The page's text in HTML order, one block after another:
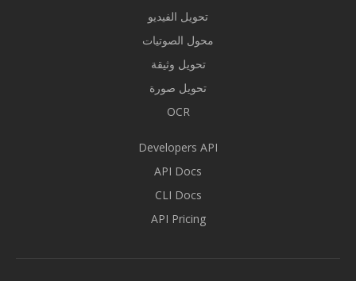
تحويل الفيديو
محول الصوتيات
تحويل وثيقة
تحويل صورة
OCR
Developers API
API Docs
CLI Docs
API Pricing